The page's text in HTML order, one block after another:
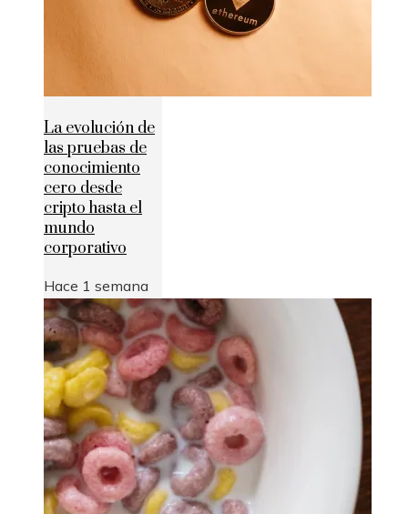
La evolución de
las pruebas de
conocimiento
cero desde
cripto hasta el
mundo
corporativo
Hace 1 semana